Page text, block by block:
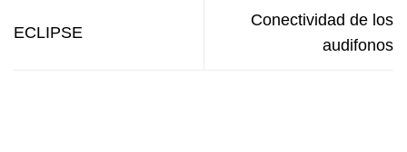
ECLIPSE
Conectividad de los
audifonos